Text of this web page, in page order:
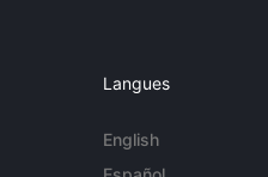
Langues
English